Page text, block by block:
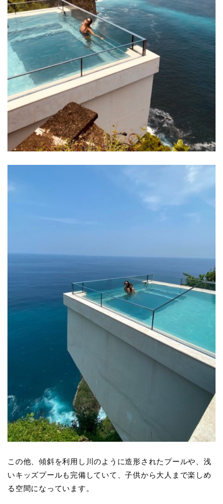
この他、傾斜を利用し川のように造形されたプールや、浅
いキッズプールも完備していて、子供から大人まで楽しめ
る空間になっています。